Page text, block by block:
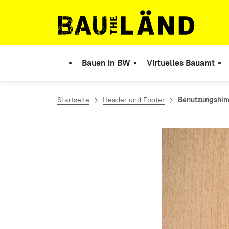
Zum Inhalt springen
Link zur Startseite
Bauen in BW Virtuelles Bauamt
Startseite Header und Footer